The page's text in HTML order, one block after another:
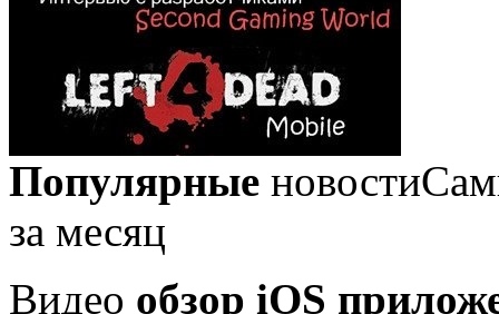
Популярные новости
за месяц
Видео обзор iOS